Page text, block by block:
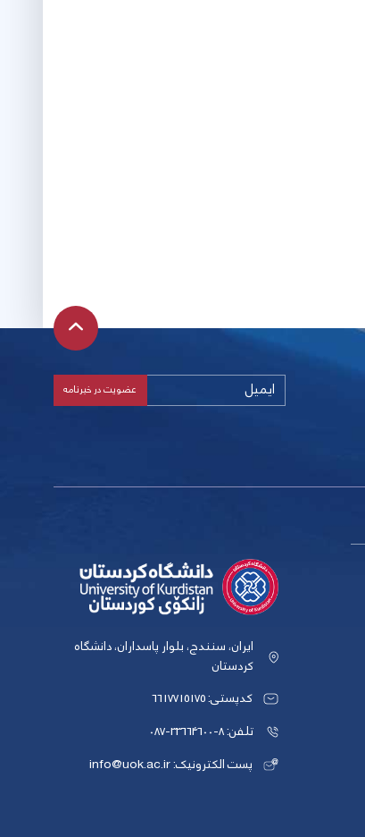
ایران، سنندج، بلوار پاسداران، دانشگاه
کردستان
کدپستی: 6617715175
تلفن: 8-33664600-087
پست الکترونیک: info@uok.ac.ir